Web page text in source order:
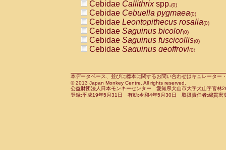
CercopithecidaeCercocebus agilis
CercopithecidaeCercocebus
CercopithecidaeCercocebus
CercopithecidaeCercocebus
CercopithecidaeCercocebus
CercopithecidaeCercocebushybrid
CercopithecidaePapio anubis(0)
CercopithecidaePapio cynocephalus
CercopithecidaePapio hamadryas(0)
Cebidae Callithrixspp.(0)
Cebidae Cebuella pygmaea(0)
Cebidae Leontopithecus rosalia(0)
Cebidae Saguinus bicolor(0)
Cebidae Saguinus fuscicollis(0)
Cebidae Saguinus geoffroyi(0)
CebidaeSaguinus leucopus(0)
CebidaeSaguinus midas(0)
Cebidae Saguinus mystax(0)
本データベース、並びに標本に関するお問い合わせはキュレータ
© 2013 Japan Monkey Centre. All rights reserved.
公益財団法人日本モンキーセンター 愛知県犬山市大字犬山字官
登録:平成19年5月31日 有効:令和4年5月30日 取扱責任者:綿貫宏